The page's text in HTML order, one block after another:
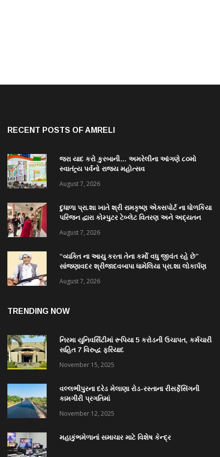
RECENT POSTS OF AMRELI
જરા યાદ કરો કુરબાની… અમરેલીના આંગણે ૮૦મો
સ્વાતંત્ર્ય પર્વનો રાજ્ય મહોત્સવ
August 7, 2026
દુધાળા પ્રા.શા ખાતે શ્રી રામકૃષ્ણ એક્સપોર્ટ ના ધોળકિયા
પરિજન દ્વારા કોમ્પુટર ટેબ્લેટ વિતરણ અને અદ્યતન
August 7, 2026
“વ્યક્તિ ના આયુ કરતા તેના કર્મો વધુ જીવંત રહે છે”
સાંજણાવદર શ્રીજાદવબાપા ધામેલિયા પ્રા.શા લોકાર્પણ
August 7, 2026
TRENDING NOW
નિરમા યુનિવર્સિટીમાં રૂપિયા 5 કરોડની ઉચાપત, કર્મચારી
સહિત 7 વિરુદ્ધ ફરિયાદ
November 15, 2025
વલ્લભીપુરના દરેડ મેલાણા રોડ-રસ્તાના રીસર્ફેસિંગની
કામગીરી પ્રગતિમાં
November 12, 2025
મહાકુંભમેળાનાં સમાચાર માટે વિશેષ કેન્દ્ર